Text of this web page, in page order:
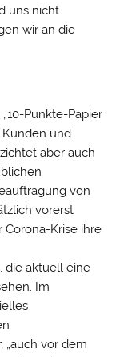
uns nicht
wir an die
Punkte-Papier
Kunden und
aber auch
von
vorerst
Corona-Krise ihre
die aktuell eine
Im
vor dem